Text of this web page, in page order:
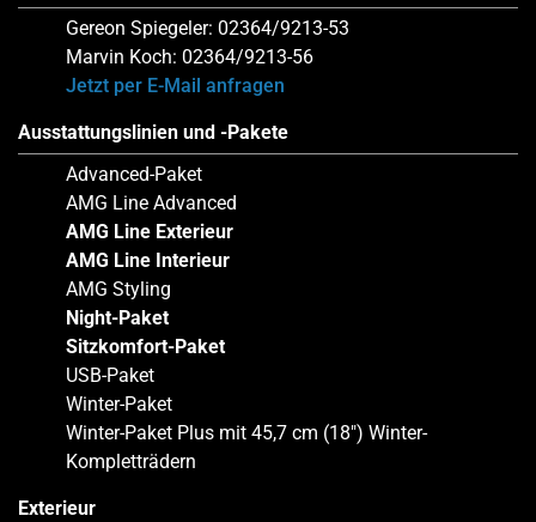
Gereon Spiegeler: 02364/9213-53
Marvin Koch: 02364/9213-56
Jetzt per E-Mail anfragen
Ausstattungslinien und -Pakete
Advanced-Paket
AMG Line Advanced
AMG Line Exterieur
AMG Line Interieur
AMG Styling
Night-Paket
Sitzkomfort-Paket
USB-Paket
Winter-Paket
Winter-Paket Plus mit 45,7 cm (18″) Winter-
Kompletträdern
Exterieur